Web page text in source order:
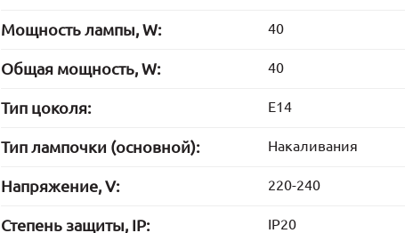
Мощность лампы, W: 40
Общая мощность, W: 40
Тип цоколя: E14
Тип лампочки (основной): Накаливания
Напряжение, V: 220-240
Степень защиты, IP: IP20